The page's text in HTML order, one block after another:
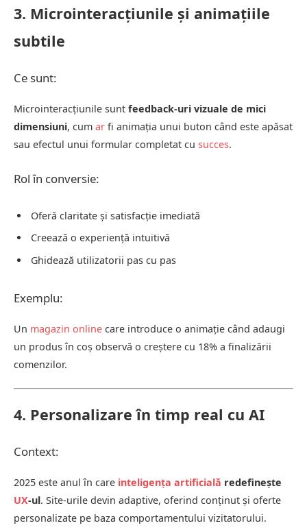
3. Microinteracțiunile și animațiile
subtile
Ce sunt:
Microinteracțiunile sunt feedback-uri vizuale de mici
dimensiuni, cum ar fi animația unui buton când este apăsat
sau efectul unui formular completat cu succes.
Rol în conversie:
Oferă claritate și satisfacție imediată
Creează o experiență intuitivă
Ghidează utilizatorii pas cu pas
Exemplu:
Un magazin online care introduce o animație când adaugi
un produs în coș observă o creștere cu 18% a finalizării
comenzilor.
4. Personalizare în timp real cu AI
Context:
2025 este anul în care inteligența artificială redefinește
UX-ul. Site-urile devin adaptive, oferind conținut și oferte
personalizate pe baza comportamentului vizitatorului.